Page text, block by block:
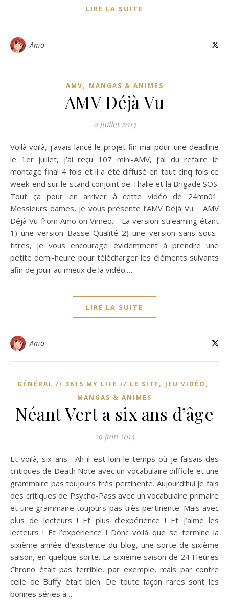
LIRE LA SUITE
Amo
AMV, MANGAS & ANIMES
AMV Déjà Vu
9 juillet 2013
Voilà voilà, j’avais lancé le projet fin mai pour une deadline
le 1er juillet, j’ai reçu 107 mini-AMV, j’ai du refaire le
montage final 4 fois et il a été diffusé en tout cinq fois ce
week-end sur le stand conjoint de Thalie et la Brigade SOS.
Tout ça pour en arriver à cette vidéo de 24mn01.
Messieurs dames, je vous présente l’AMV Déjà Vu. AMV
Déjà Vu from Amo on Vimeo. La version streaming étant
1) une version Basse Qualité 2) une version sans sous-
titres, je vous encourage évidemment à prendre une
petite demi-heure pour télécharger les éléments suivants
afin de jouir au mieux de la vidéo:…
LIRE LA SUITE
Amo
GÉNÉRAL // 3615 MY LIFE // LE SITE , JEU VIDÉO ,
MANGAS & ANIMES
Néant Vert a six ans d’âge
29 juin 2013
Et voilà, six ans. Ah il est loin le temps où je faisais des
critiques de Death Note avec un vocabulaire difficile et une
grammaire pas toujours très pertinente. Aujourd’hui je fais
des critiques de Psycho-Pass avec un vocabulaire primaire
et une grammaire toujours pas très pertinente. Mais avec
plus de lecteurs ! Et plus d’expérience ! Et j’aime les
lecteurs ! Et l’expérience ! Donc voilà que se termine la
sixième année d’existence du blog, une sorte de sixième
saison, en quelque sorte. La sixième saison de 24 Heures
Chrono était pas terrible, par exemple, mais par contre
celle de Buffy était bien. De toute façon rares sont les
bonnes séries à…